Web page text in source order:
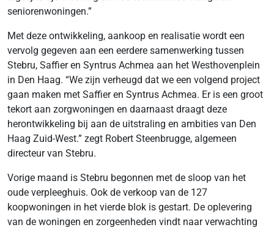
seniorenwoningen.”
Met deze ontwikkeling, aankoop en realisatie wordt een
vervolg gegeven aan een eerdere samenwerking tussen
Stebru, Saffier en Syntrus Achmea aan het Westhovenplein
in Den Haag. “We zijn verheugd dat we een volgend project
gaan maken met Saffier en Syntrus Achmea. Er is een groot
tekort aan zorgwoningen en daarnaast draagt deze
herontwikkeling bij aan de uitstraling en ambities van Den
Haag Zuid-West.” zegt Robert Steenbrugge, algemeen
directeur van Stebru.
Vorige maand is Stebru begonnen met de sloop van het
oude verpleeghuis. Ook de verkoop van de 127
koopwoningen in het vierde blok is gestart. De oplevering
van de woningen en zorgeenheden vindt naar verwachting